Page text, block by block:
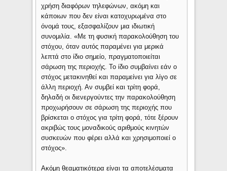
χρήση διαφόρων τηλεφώνων, ακόμη και
κάποιων που δεν είναι κατοχυρωμένα στο
όνομά τους, εξασφαλίζουν μια ιδιωτική
συνομιλία. «Με τη φυσική παρακολούθηση του
στόχου, όταν αυτός παραμένει για μερικά
λεπτά στο ίδιο σημείο, πραγματοποιείται
σάρωση της περιοχής. Το ίδιο συμβαίνει εάν ο
στόχος μετακινηθεί και παραμείνει για λίγο σε
άλλη περιοχή. Αν συμβεί και τρίτη φορά,
δηλαδή οι διενεργούντες την παρακολούθηση
προχωρήσουν σε σάρωση της περιοχής που
βρίσκεται ο στόχος για τρίτη φορά, τότε ξέρουν
ακριβώς τους μοναδικούς αριθμούς κινητών
συσκευών που φέρει αλλά και χρησιμοποιεί ο
στόχος».
Ακόμη θεαματικότερα είναι τα αποτελέσματα